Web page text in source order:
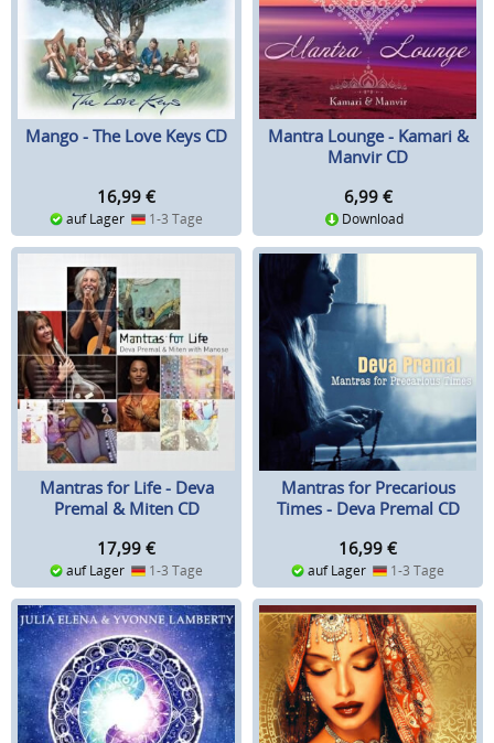
Mango - The Love Keys CD
16,99 €
auf Lager 1-3 Tage
Mantra Lounge - Kamari &
Manvir CD
6,99 €
Download
Mantras for Life - Deva
Premal & Miten CD
17,99 €
auf Lager 1-3 Tage
Mantras for Precarious
Times - Deva Premal CD
16,99 €
auf Lager 1-3 Tage